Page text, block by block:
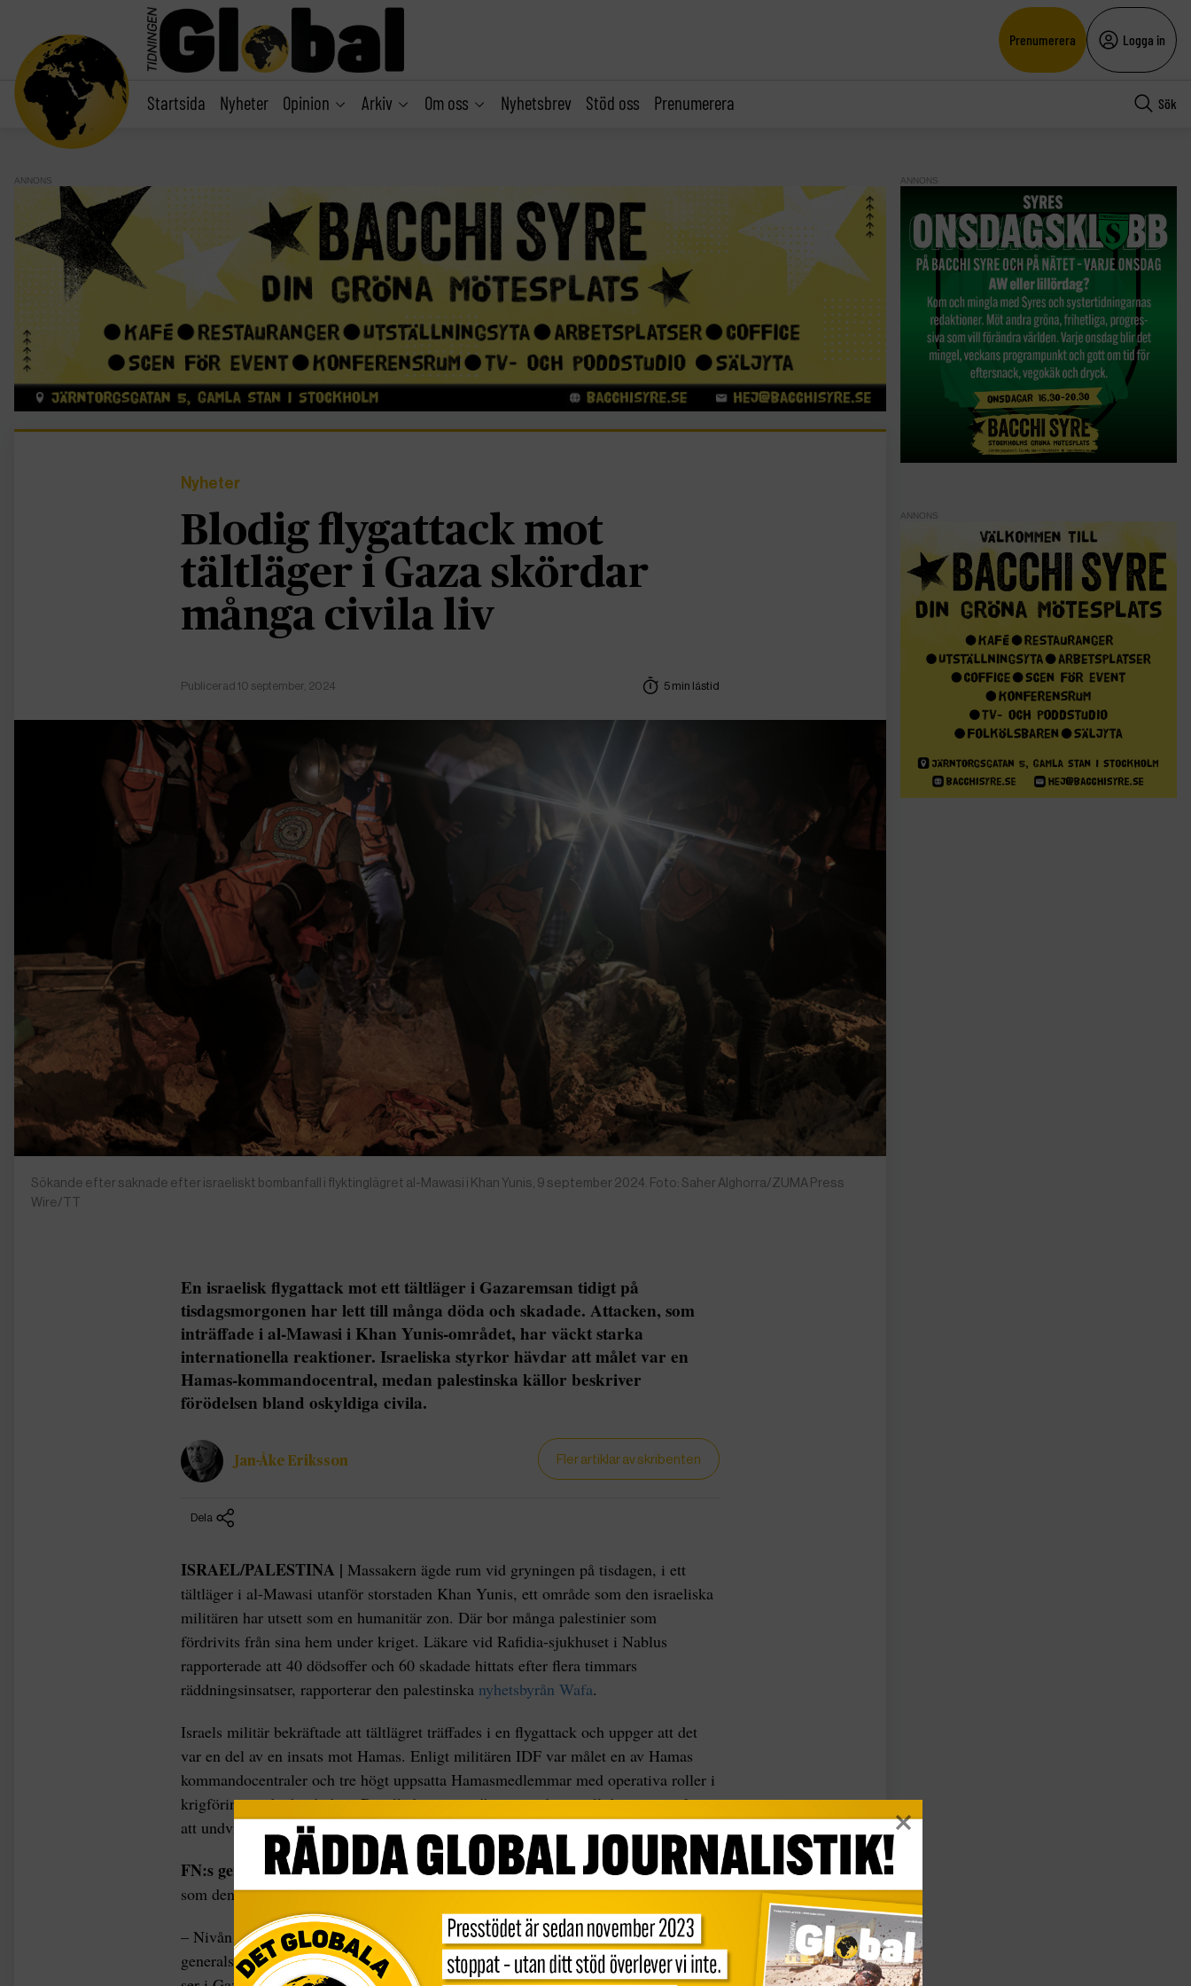
Prenumerera Logga in
Startsida Nyheter Opinion Arkiv Om oss Nyhetsbrev Stöd oss Prenumerera Sök
ANNONS
Nyheter
Blodig flygattack mot
tältläger i Gaza skördar
många civila liv
Publicerad 10 september, 2024 5 min lästid
Sökande efter saknade efter israeliskt bombanfall i flyktinglägret al-Mawasi i Khan Yunis, 9 september 2024. Foto: Saher Alghorra/ZUMA Press
Wire/TT
En israelisk flygattack mot ett tältläger i Gazaremsan tidigt på
tisdagsmorgonen har lett till många döda och skadade. Attacken, som
inträffade i al-Mawasi i Khan Yunis-området, har väckt starka
internationella reaktioner. Israeliska styrkor hävdar att målet var en
Hamas-kommandocentral, medan palestinska källor beskriver
förödelsen bland oskyldiga civila.
Jan-Åke Eriksson Fler artiklar av skribenten
Dela
ISRAEL/PALESTINA | Massakern ägde rum vid gryningen på tisdagen, i ett
tältläger i al-Mawasi utanför storstaden Khan Yunis, ett område som den israeliska
militären har utsett som en humanitär zon. Där bor många palestinier som
fördrivits från sina hem under kriget. Läkare vid Rafidia-sjukhuset i Nablus
rapporterade att 40 dödsoffer och 60 skadade hittats efter flera timmars
räddningsinsatser, rapporterar den palestinska nyhetsbyrån Wafa.
Israels militär bekräftade att tältlägret träffades i en flygattack och uppger att det
var en del av en insats mot Hamas. Enligt militären IDF var målet en av Hamas
kommandocentraler och tre högt uppsatta Hamasmedlemmar med operativa roller i
krigföringen ska ha dödats. De tillade att man ”ansträngde sig till det yttersta för
att undvika civila offer”, skriver AFP.
FN:s generalsekreterareAntónio Guterres beskrev i måndags situationen i Gaza
som den värsta han har sett under sina mer än sju år som FN-chef:
– Nivån av lidande vi bevittnar i Gaza är oöverträffad i mitt mandat som FN:s
generalsekreterare. Jag har aldrig sett en sådan nivå av död och förstörelse som vi
ANNONS
ANNONS